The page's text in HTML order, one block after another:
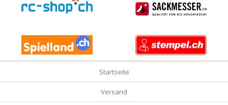
Startseite
Versand